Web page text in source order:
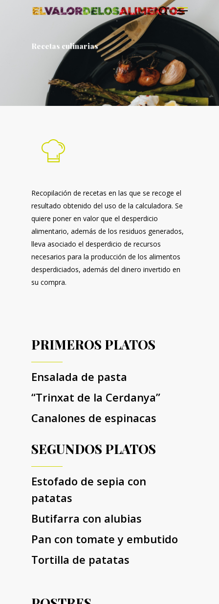
Prem Enter per cercar o ESC per tancar
Recetas culinarias
Recopilación de recetas en las que se recoge el
resultado obtenido del uso de la calculadora. Se
quiere poner en valor que el desperdicio
alimentario, además de los residuos generados,
lleva asociado el desperdicio de recursos
necesarios para la producción de los alimentos
desperdiciados, además del dinero invertido en
su compra.
PRIMEROS PLATOS
Ensalada de pasta
“Trinxat de la Cerdanya”
Canalones de espinacas
SEGUNDOS PLATOS
Estofado de sepia con
patatas
Butifarra con alubias
Pan con tomate y embutido
Tortilla de patatas